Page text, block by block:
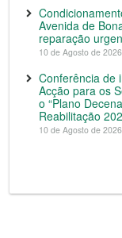
Avenida de
reparação
10 de Agosto de
Conferência de
Acção para os
o “Plano
Reabilitação
10 de Agosto de